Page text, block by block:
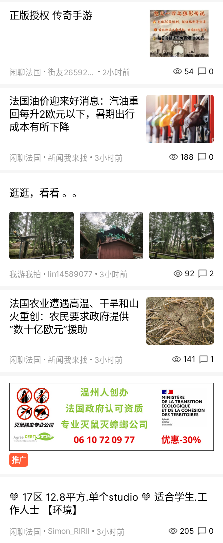
正版授权 传奇手游
闲聊法国 街友26592800 2小时前 54 0
法国油价迎来好消息：汽油重
回每升2欧元以下，暑期出行
成本有所下降
闲聊法国 新闻我来找 3小时前 188 0
逛逛，看看 。。
我游我拍 lin14589077 3小时前 92 2
法国农业遭遇高温、干旱和山
火重创：农民要求政府提供
“数十亿欧元”援助
闲聊法国 新闻我来找 3小时前 141 1
推广
💚 17区 12.8平方.单个studio 💚 适合学生.工
作人士 【环境】
闲聊法国 Simon_RIRIl 3小时前 205 0